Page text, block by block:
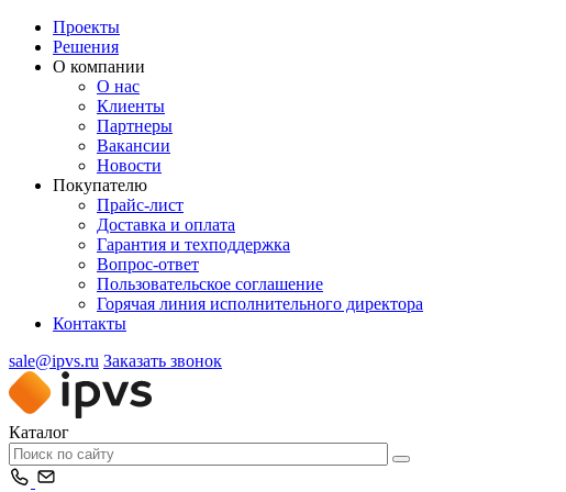
Проекты
Решения
О компании
О нас
Клиенты
Партнеры
Вакансии
Новости
Покупателю
Прайс-лист
Доставка и оплата
Гарантия и техподдержка
Вопрос-ответ
Пользовательское соглашение
Горячая линия исполнительного директора
Контакты
sale@ipvs.ru Заказать звонок
Каталог